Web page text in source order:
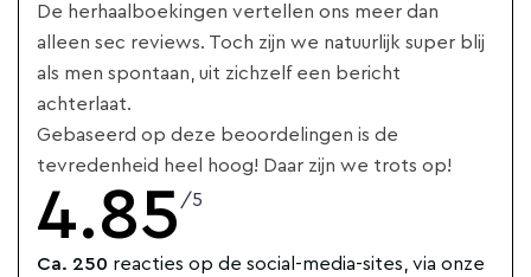
De herhaalboekingen vertellen ons meer dan
alleen sec reviews. Toch zijn we natuurlijk super blij
als men spontaan, uit zichzelf een bericht
achterlaat.
Gebaseerd op deze beoordelingen is de
tevredenheid heel hoog! Daar zijn we trots op!
4.85 /5
Ca. 250 reacties op de social-media-sites, via onze